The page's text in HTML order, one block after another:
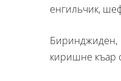
енгильчик,
киришне къар